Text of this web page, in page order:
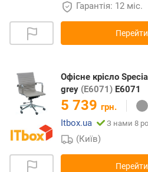
Гарантія: 12 міс.
Офісне крісло
grey (E6071) E6071
5 739 грн.
Itbox.ua
З нами 8
(Київ)